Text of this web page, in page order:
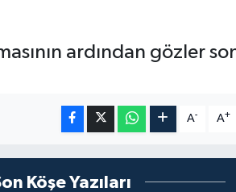
ardından gözler
A- A+
Köşe Yazıları